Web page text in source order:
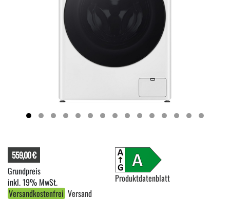
559,00 €
inkl. 19% MwSt.
Versandkostenfrei Versand
Produktdatenblatt